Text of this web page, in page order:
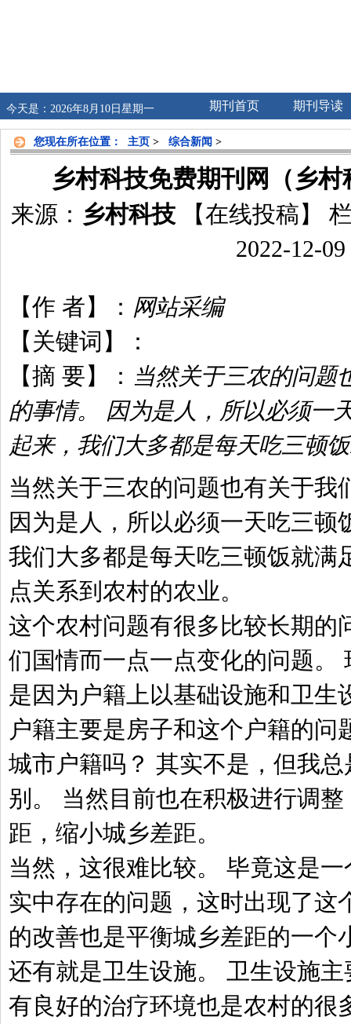
今天是：2026年8月10日星期一 期刊首页 期刊导读
您现在所在位置： 主页 > 综合新闻 >
乡村科技免费期刊网（乡
来源： 乡村科技 【在线投稿】
2022-12-09
【作 者】： 网站采编
【关键词】：
【摘 要】： 当然关于三农的问题
的事情。 因为是人，所以必须一
起来，我们大多都是每天吃三顿
当然关于三农的问题也有关于我
因为是人，所以必须一天吃三顿
我们大多都是每天吃三顿饭就满
点关系到农村的农业。
这个农村问题有很多比较长期的
们国情而一点一点变化的问题。
是因为户籍上以基础设施和卫生
户籍主要是房子和这个户籍的问
城市户籍吗？ 其实不是，但我
别。 当然目前也在积极进行调
距，缩小城乡差距。
当然，这很难比较。 毕竟这是
实中存在的问题，这时出现了这
的改善也是平衡城乡差距的一个
还有就是卫生设施。 卫生设施
有良好的治疗环境也是农村的很